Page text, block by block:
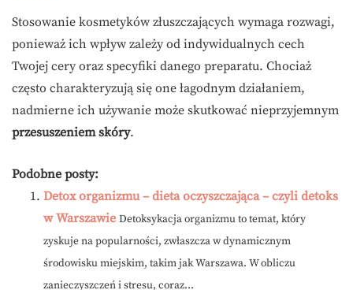
Stosowanie kosmetyków złuszczających wymaga rozwagi,
ponieważ ich wpływ zależy od indywidualnych cech
Twojej cery oraz specyfiki danego preparatu. Chociaż
często charakteryzują się one łagodnym działaniem,
nadmierne ich używanie może skutkować nieprzyjemnym
przesuszeniem skóry.
Podobne posty:
Detox organizmu – dieta oczyszczająca – czyli detoks
w Warszawie Detoksykacja organizmu to temat, który
zyskuje na popularności, zwłaszcza w dynamicznym
środowisku miejskim, takim jak Warszawa. W obliczu
zanieczyszczeń i stresu, coraz...